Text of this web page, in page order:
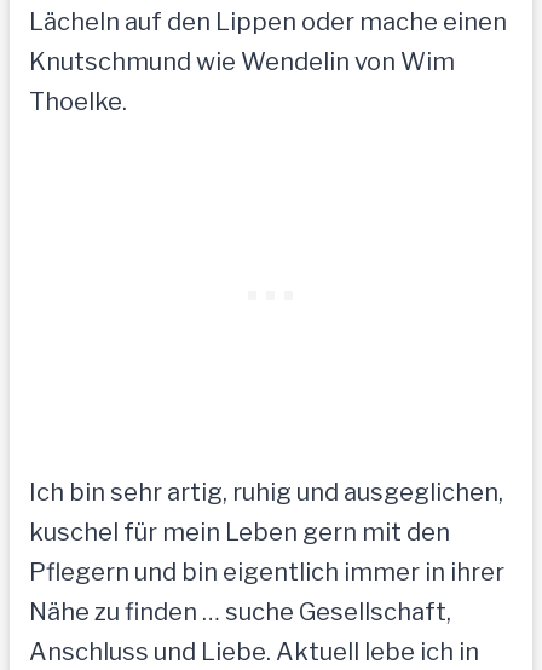
Lächeln auf den Lippen oder mache einen
Knutschmund wie Wendelin von Wim
Thoelke.
Ich bin sehr artig, ruhig und ausgeglichen,
kuschel für mein Leben gern mit den
Pflegern und bin eigentlich immer in ihrer
Nähe zu finden … suche Gesellschaft,
Anschluss und Liebe. Aktuell lebe ich in